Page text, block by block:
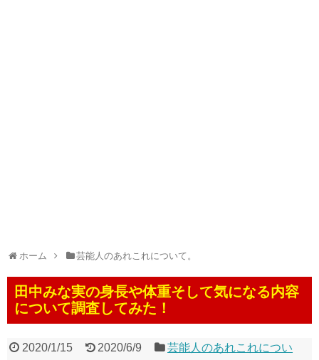
ホーム 芸能人のあれこれについて。
田中みな実の身長や体重そして気になる内容
について調査してみた！
2020/1/15 2020/6/9
芸能人のあれこれについ